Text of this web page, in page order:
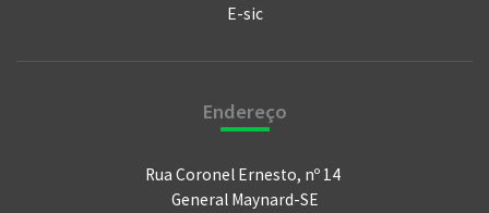
E-sic
Endereço
Rua Coronel Ernesto, nº 14
General Maynard-SE